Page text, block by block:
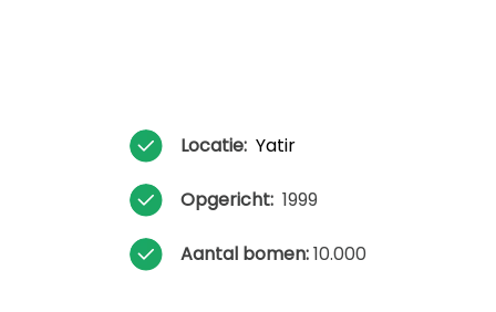
Locatie: Yatir
Opgericht: 1999
Aantal bomen:10.000